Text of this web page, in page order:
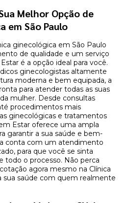
Melhor Opção de
em São Paulo
ginecológica em São Paulo
de qualidade e um serviço
é a opção ideal para você.
ginecologistas altamente
moderna e bem equipada, a
para atender todas as suas
mulher. Desde consultas
procedimentos mais
ginecológicas e tratamentos
Estar oferece uma ampla
garantir a sua saúde e bem-
conta com um atendimento
para que você se sinta
todo o processo. Não perca
agora mesmo na Clínica
sua saúde com quem realmente